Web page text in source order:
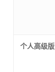
个人高级版